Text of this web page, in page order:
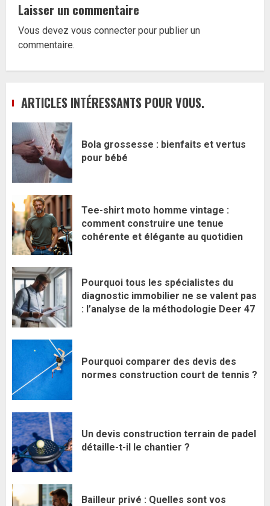
Laisser un commentaire
Vous devez vous connecter pour publier un
commentaire.
ARTICLES INTÉRESSANTS POUR VOUS.
Bola grossesse : bienfaits et vertus
pour bébé
Tee-shirt moto homme vintage :
comment construire une tenue
cohérente et élégante au quotidien
Pourquoi tous les spécialistes du
diagnostic immobilier ne se valent pas
: l’analyse de la méthodologie Deer 47
Pourquoi comparer des devis des
normes construction court de tennis ?
Un devis construction terrain de padel
détaille-t-il le chantier ?
Bailleur privé : Quelles sont vos